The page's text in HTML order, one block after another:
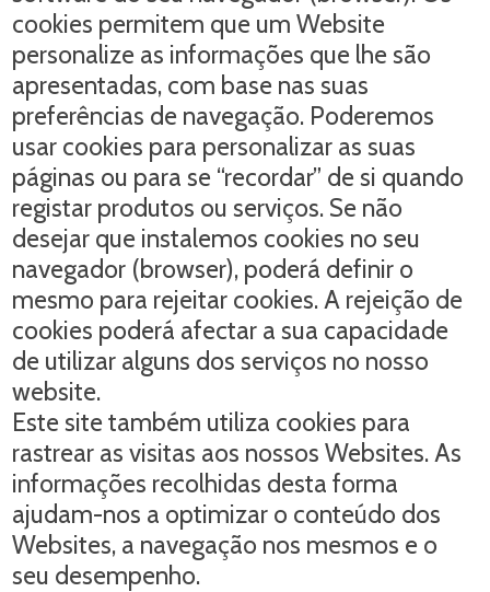
cookies permitem que um Website
personalize as informações que lhe são
apresentadas, com base nas suas
preferências de navegação. Poderemos
usar cookies para personalizar as suas
páginas ou para se “recordar” de si quando
registar produtos ou serviços. Se não
desejar que instalemos cookies no seu
navegador (browser), poderá definir o
mesmo para rejeitar cookies. A rejeição de
cookies poderá afectar a sua capacidade
de utilizar alguns dos serviços no nosso
website.
Este site também utiliza cookies para
rastrear as visitas aos nossos Websites. As
informações recolhidas desta forma
ajudam-nos a optimizar o conteúdo dos
Websites, a navegação nos mesmos e o
seu desempenho.